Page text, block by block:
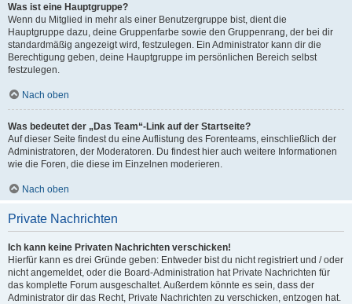
Was ist eine Hauptgruppe?
Wenn du Mitglied in mehr als einer Benutzergruppe bist, dient die
Hauptgruppe dazu, deine Gruppenfarbe sowie den Gruppenrang, der bei dir
standardmäßig angezeigt wird, festzulegen. Ein Administrator kann dir die
Berechtigung geben, deine Hauptgruppe im persönlichen Bereich selbst
festzulegen.
Nach oben
Was bedeutet der „Das Team“-Link auf der Startseite?
Auf dieser Seite findest du eine Auflistung des Forenteams, einschließlich der
Administratoren, der Moderatoren. Du findest hier auch weitere Informationen
wie die Foren, die diese im Einzelnen moderieren.
Nach oben
Private Nachrichten
Ich kann keine Privaten Nachrichten verschicken!
Hierfür kann es drei Gründe geben: Entweder bist du nicht registriert und / oder
nicht angemeldet, oder die Board-Administration hat Private Nachrichten für
das komplette Forum ausgeschaltet. Außerdem könnte es sein, dass der
Administrator dir das Recht, Private Nachrichten zu verschicken, entzogen hat.